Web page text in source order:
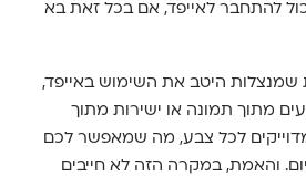
להתחבר לאייפד, אם בכל זאת בא
שמנצלות היטב את השימוש באייפד,
מתוך תמונה או ישירות מתוך
לכל צבע, מה שמאפשר לכם
והאמת, במקרה הזה לא חייבים